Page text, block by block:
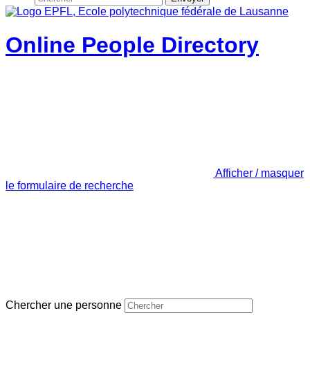
Online People Directory
Afficher / masquer
le formulaire de recherche
Chercher une personne